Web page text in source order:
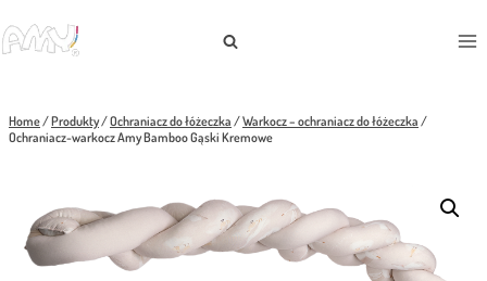
to
content
Home/Produkty/Ochraniacz do łóżeczka /Warkocz – ochraniacz do łóżeczka /
Ochraniacz-warkocz Amy Bamboo Gąski Kremowe